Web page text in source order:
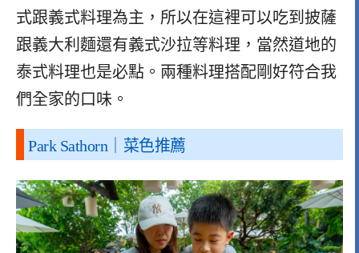
式跟義式料理為主，所以在這裡可以吃到披薩
跟義大利麵還有義式沙拉等料理，當然道地的
泰式料理也是必點。兩種料理搭配剛好符合我
們全家的口味。
Park Sathorn｜菜色推薦